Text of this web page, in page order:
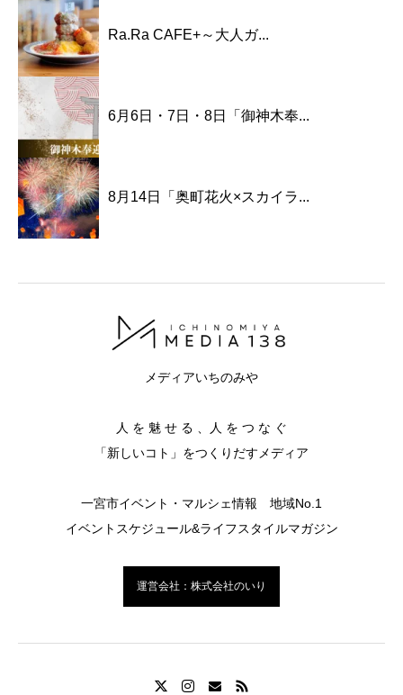
Ra.Ra CAFE+～大人ガ...
6月6日・7日・8日「御神木奉...
8月14日「奥町花火×スカイラ...
メディアいちのみや
人 を 魅 せ る 、人 を つ な ぐ
「新しいコト」をつくりだすメディア
一宮市イベント・マルシェ情報 地域No.1
イベントスケジュール&ライフスタイルマガジン
運営会社：株式会社のいり